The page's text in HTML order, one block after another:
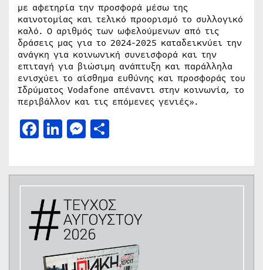
με αφετηρία την προσφορά μέσω της
καινοτομίας και τελικό προορισμό το συλλογικό
καλό. Ο αριθμός των ωφελούμενων από τις
δράσεις μας για το 2024-2025 καταδεικνύει την
ανάγκη για κοινωνική συνεισφορά και την
επιταγή για βιώσιμη ανάπτυξη και παράλληλα
ενισχύει το αίσθημα ευθύνης και προσφοράς του
Ιδρύματος Vodafone απέναντι στην κοινωνία, το
περιβάλλον και τις επόμενες γενιές».
Facebook
LinkedIn
Messenger